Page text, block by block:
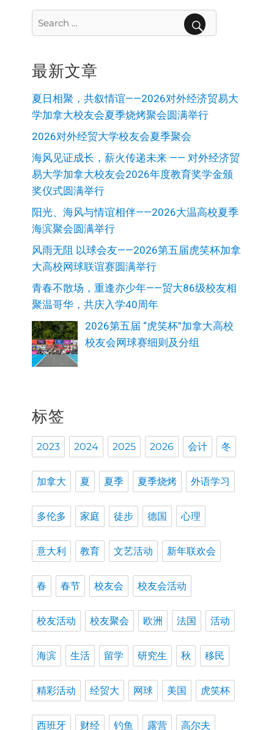
for:
最新文章
夏日相聚，共叙情谊——2026对外经济贸易大
学加拿大校友会夏季烧烤聚会圆满举行
2026对外经贸大学校友会夏季聚会
海风见证成长，薪火传递未来 —— 对外经济贸
易大学加拿大校友会2026年度教育奖学金颁
奖仪式圆满举行
阳光、海风与情谊相伴——2026大温高校夏季
海滨聚会圆满举行
风雨无阻 以球会友——2026第五届虎笑杯加拿
大高校网球联谊赛圆满举行
青春不散场，重逢亦少年——贸大86级校友相
聚温哥华，共庆入学40周年
2026第五届 “虎笑杯”加拿大高校
校友会网球赛细则及分组
标签
2023 2024 2025 2026 会计 冬
加拿大 夏 夏季 夏季烧烤 外语学习
多伦多 家庭 徒步 德国 心理
意大利 教育 文艺活动 新年联欢会
春 春节 校友会 校友会活动
校友活动 校友聚会 欧洲 法国 活动
海滨 生活 留学 研究生 秋 移民
精彩活动 经贸大 网球 美国 虎笑杯
西班牙 财经 钓鱼 露营 高尔夫